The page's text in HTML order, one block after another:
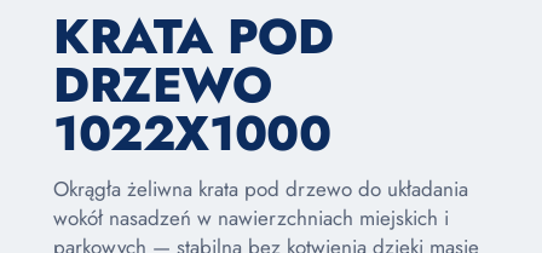
KRATA POD
DRZEWO
1022X1000
Okrągła żeliwna krata pod drzewo do układania
wokół nasadzeń w nawierzchniach miejskich i
parkowych — stabilna bez kotwienia dzięki masie